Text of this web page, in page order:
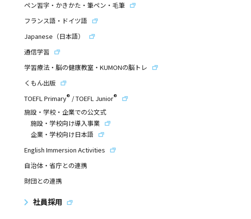
ペン習字・かきかた・筆ペン・毛筆
フランス語・ドイツ語
Japanese（日本語）
通信学習
学習療法・脳の健康教室・KUMONの脳トレ
くもん出版
TOEFL Primary® /TOEFL Junior®
施設・学校・企業での公文式
施設・学校向け導入事業
企業・学校向け日本語
English Immersion Activities
自治体・省庁との連携
財団との連携
社員採用